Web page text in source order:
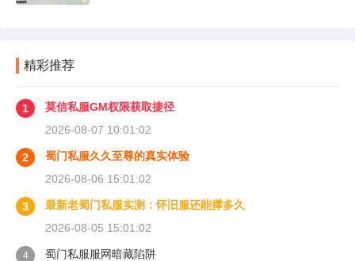
精彩推荐
1
莫信私服GM权限获取捷径
2026-08-07 10:01:02
2
蜀门私服久久至尊的真实体验
2026-08-06 15:01:02
3
最新老蜀门私服实测：怀旧服还能撑多久
2026-08-05 15:01:02
4 蜀门私服服网暗藏陷阱